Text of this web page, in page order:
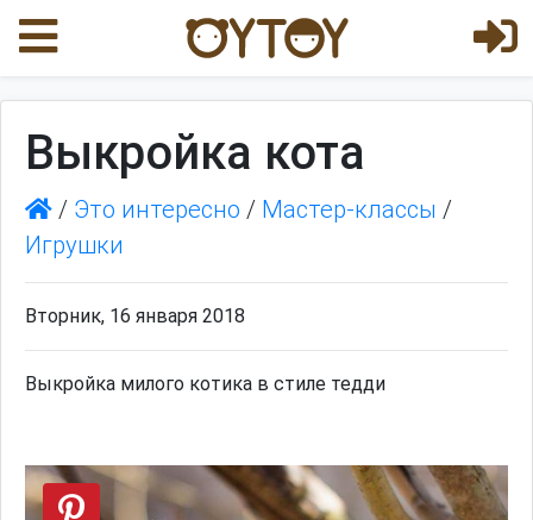
Выкройка кота
/ Это интересно / Мастер-классы /
Игрушки
Вторник, 16 января 2018
Выкройка милого котика в стиле тедди